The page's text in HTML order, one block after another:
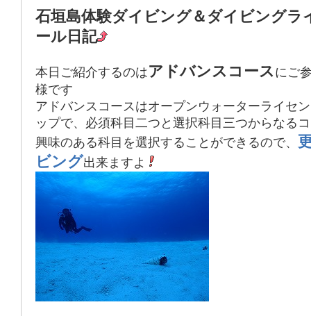
石垣島体験ダイビング＆ダイビングラ
ール日記
本日ご紹介するのはアドバンスコース にご
様です
アドバンスコースはオープンウォーターライセ
ップで、必須科目二つと選択科目三つからなる
興味のある科目を選択することができるので、
ビング出来ますよ